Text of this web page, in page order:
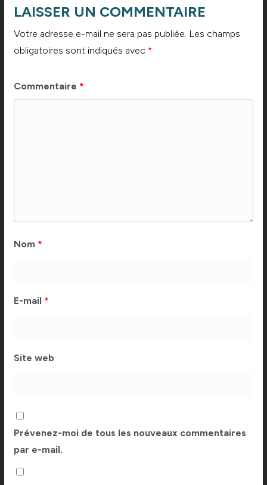
LAISSER UN COMMENTAIRE
Votre adresse e-mail ne sera pas publiée. Les champs
obligatoires sont indiqués avec *
Commentaire *
Nom *
E-mail *
Site web
Prévenez-moi de tous les nouveaux commentaires
par e-mail.